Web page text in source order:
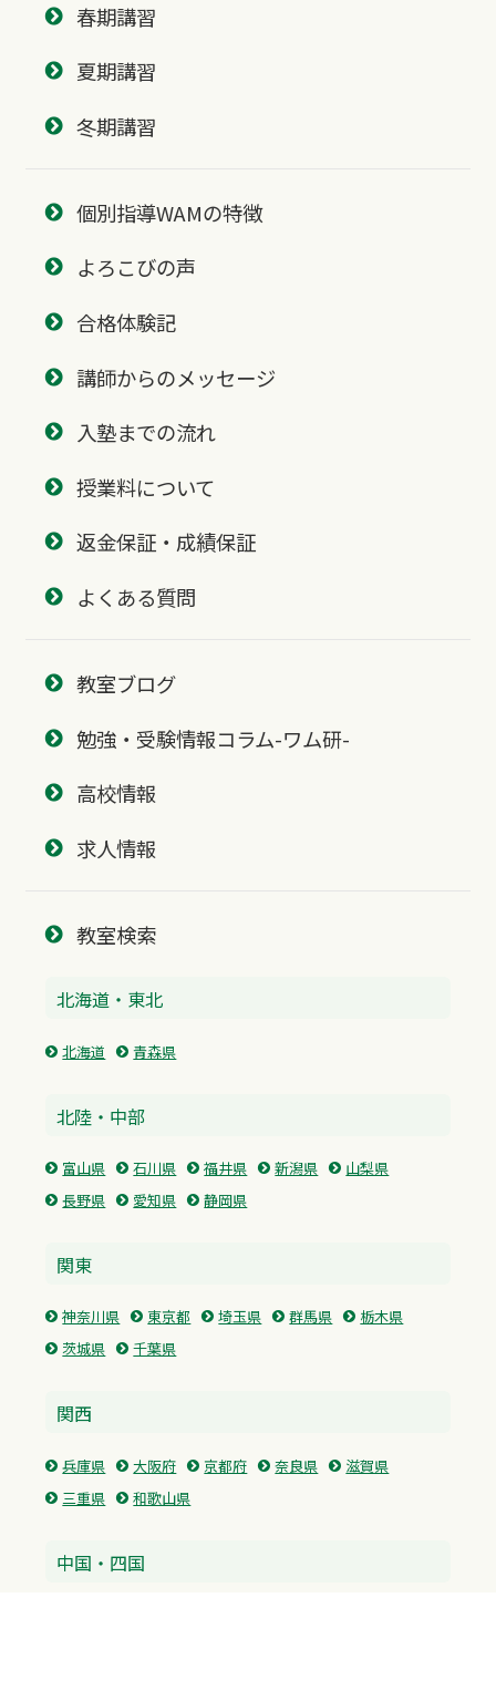
春期講習
夏期講習
冬期講習
個別指導WAMの特徴
よろこびの声
合格体験記
講師からのメッセージ
入塾までの流れ
授業料について
返金保証・成績保証
よくある質問
教室ブログ
勉強・受験情報コラム-ワム研-
高校情報
求人情報
教室検索
北海道・東北
北海道 青森県
北陸・中部
富山県 石川県 福井県 新潟県
山梨県
長野県
愛知県 静岡県
関東
神奈川県 東京都 埼玉県 群馬県
栃木県
茨城県
千葉県
関西
兵庫県 大阪府 京都府 奈良県
滋賀県
三重県
和歌山県
中国・四国